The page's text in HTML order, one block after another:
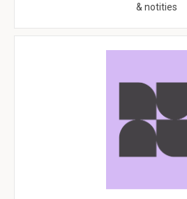
& notities